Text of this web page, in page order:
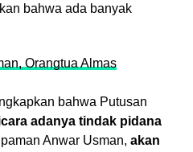
bahwa ada banyak
Orangtua Almas
bahwa Putusan
adanya tindak pidana
Anwar Usman, akan